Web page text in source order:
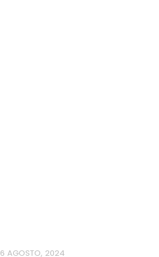
6 AGOSTO, 2024